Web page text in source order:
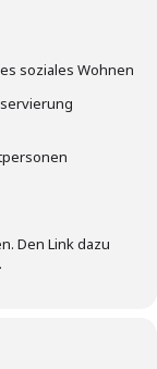
soziales Wohnen
Den Link dazu